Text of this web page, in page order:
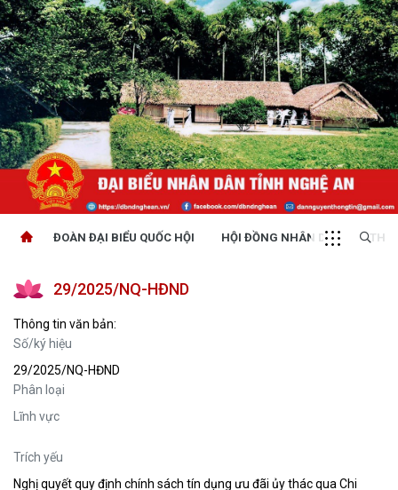
ĐOÀN ĐẠI BIỂU QUỐC HỘI HỘI ĐỒNG NHÂN DÂN
29/2025/NQ-HĐND
Thông tin văn bản:
Số/ký hiệu
29/2025/NQ-HĐND
Phân loại
Lĩnh vực
Trích yếu
Nghị quyết quy định chính sách tín dụng ưu đãi ủy thác qua Chi